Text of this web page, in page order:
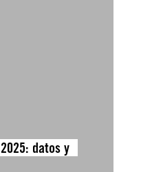
datos y